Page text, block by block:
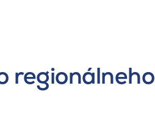
regionálneho